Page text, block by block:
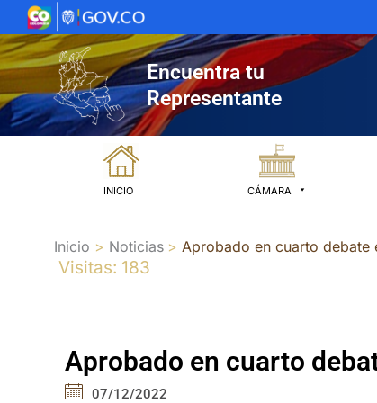
al
contenido
Encuentra tu
Representante
INICIO CÁMARA
Inicio Noticias Aprobado en cuarto
Visitas: 183
Aprobado en cuarto
07/12/2022